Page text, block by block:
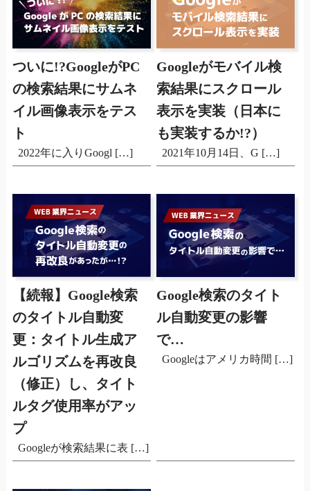
ついに!?GoogleがPC
の検索結果にサムネ
イル画像表示をテス
ト
2022年に入りGoogl […]
Googleがモバイル検
索結果にスクロール
表示を実装（日本に
も実装するか!?）
2021年10月14日、G […]
【続報】Google検索
のタイトル自動変
更：タイトル生成ア
ルゴリズムを再改良
（修正）し、タイト
ルタグ使用率がアッ
プ
Googleが検索結果に表 […]
Google検索のタイト
ル自動変更の影響
で…
Googleはアメリカ時間 […]